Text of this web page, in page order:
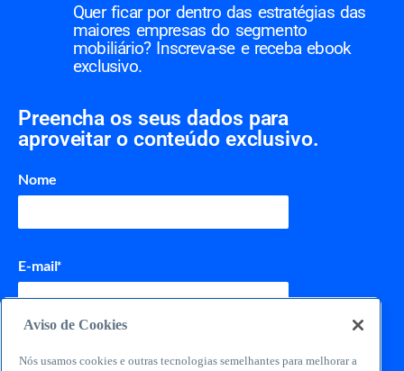
Quer ficar por dentro das estratégias das
maiores empresas do segmento
mobiliário? Inscreva-se e receba ebook
exclusivo.
Preencha os seus dados para
aproveitar o conteúdo exclusivo.
Nome
E-mail*
Aviso de Cookies
Nós usamos cookies e outras tecnologias semelhantes para melhorar a